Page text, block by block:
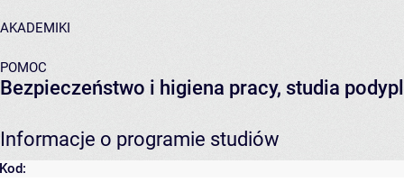
AKADEMIKI
POMOC
Bezpieczeństwo i higiena pracy, studia
Informacje o programie studiów
Kod: